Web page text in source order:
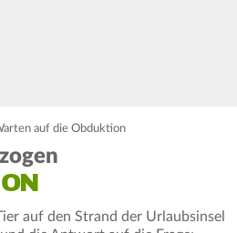
auf die Obduktion
auf den Strand der Urlaubsinsel